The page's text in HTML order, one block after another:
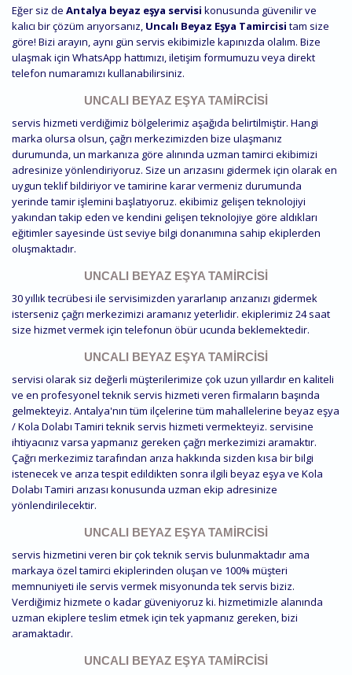
Eğer siz de Antalya beyaz eşya servisi konusunda güvenilir ve
kalıcı bir çözüm arıyorsanız, Uncalı Beyaz Eşya Tamircisi tam size
göre! Bizi arayın, aynı gün servis ekibimizle kapınızda olalım. Bize
ulaşmak için WhatsApp hattımızı, iletişim formumuzu veya direkt
telefon numaramızı kullanabilirsiniz.
UNCALI BEYAZ EŞYA TAMIRCISI
servis hizmeti verdiğimiz bölgelerimiz aşağıda belirtilmiştir. Hangi
marka olursa olsun, çağrı merkezimizden bize ulaşmanız
durumunda, un markanıza göre alınında uzman tamirci ekibimizi
adresinize yönlendiriyoruz. Size un arızasını gidermek için olarak en
uygun teklif bildiriyor ve tamirine karar vermeniz durumunda
yerinde tamir işlemini başlatıyoruz. ekibimiz gelişen teknolojiyi
yakından takip eden ve kendini gelişen teknolojiye göre aldıkları
eğitimler sayesinde üst seviye bilgi donanımına sahip ekiplerden
oluşmaktadır.
UNCALI BEYAZ EŞYA TAMIRCISI
30 yıllık tecrübesi ile servisimizden yararlanıp arızanızı gidermek
isterseniz çağrı merkezimizi aramanız yeterlidir. ekiplerimiz 24 saat
size hizmet vermek için telefonun öbür ucunda beklemektedir.
UNCALI BEYAZ EŞYA TAMIRCISI
servisi olarak siz değerli müşterilerimize çok uzun yıllardır en kaliteli
ve en profesyonel teknik servis hizmeti veren firmaların başında
gelmekteyiz. Antalya'nın tüm ilçelerine tüm mahallelerine beyaz eşya
/ Kola Dolabı Tamiri teknik servis hizmeti vermekteyiz. servisine
ihtiyacınız varsa yapmanız gereken çağrı merkezimizi aramaktır.
Çağrı merkezimiz tarafından arıza hakkında sizden kısa bir bilgi
istenecek ve arıza tespit edildikten sonra ilgili beyaz eşya ve Kola
Dolabı Tamiri arızası konusunda uzman ekip adresinize
yönlendirilecektir.
UNCALI BEYAZ EŞYA TAMIRCISI
servis hizmetini veren bir çok teknik servis bulunmaktadır ama
markaya özel tamirci ekiplerinden oluşan ve 100% müşteri
memnuniyeti ile servis vermek misyonunda tek servis biziz.
Verdiğimiz hizmete o kadar güveniyoruz ki. hizmetimizle alanında
uzman ekiplere teslim etmek için tek yapmanız gereken, bizi
aramaktadır.
UNCALI BEYAZ EŞYA TAMIRCISI